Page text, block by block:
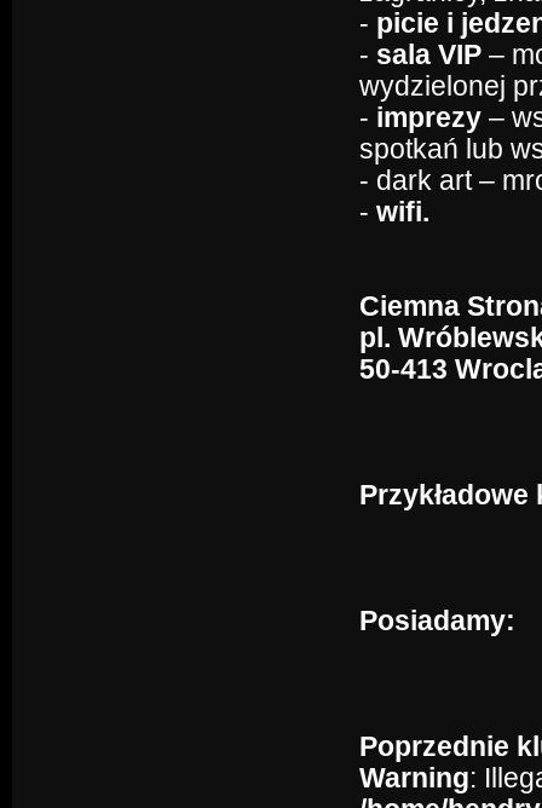
- picie i
- sala VIP –
wydzielonej
- imprezy –
spotkań lub
- dark art –
- wifi.
Ciemna
pl.
50-413
Posiadamy:
Poprzednie
Warning: